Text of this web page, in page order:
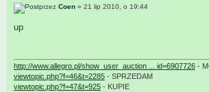
przez Coen » 21 lip 2010, o 19:44
up
http://www.allegro.pl/show_user_auction ... id=6907726 -
viewtopic.php?f=46&t=2285 - SPRZEDAM
viewtopic.php?f=47&t=925 - KUPIE